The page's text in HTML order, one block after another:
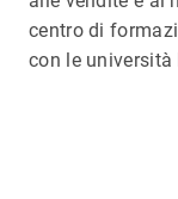
centro di
con le università